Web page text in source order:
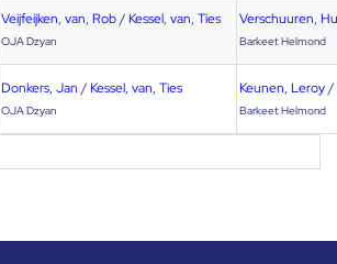
Veijfeijken, van, Rob/ Kessel, van, Ties
OJA Dzyan
Verschuuren,
Barkeet Helmond
Donkers, Jan / Kessel, van, Ties
OJA Dzyan
Keunen, Leroy/
Barkeet Helmond